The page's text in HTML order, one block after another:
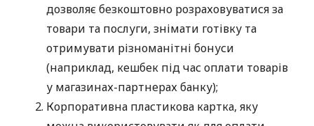
дозволяє безкоштовно розраховуватися за
товари та послуги, знімати готівку та
отримувати різноманітні бонуси
(наприклад, кешбек під час оплати товарів
у магазинах-партнерах банку);
Корпоративна пластикова картка, яку